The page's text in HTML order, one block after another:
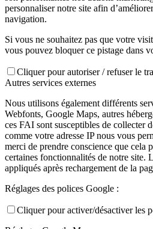
personnaliser notre site afin
navigation.
Si vous ne souhaitez pas que votre
vous pouvez bloquer ce pistage dans
Cliquer pour autoriser / refuser le
Autres services externes
Nous utilisons également différents
Webfonts, Google Maps, autres
ces FAI sont susceptibles de collecter
comme votre adresse IP nous vous
merci de prendre conscience que cela
certaines fonctionnalités de notre site.
appliqués après rechargement de la
Réglages des polices Google :
Cliquer pour activer/désactiver les